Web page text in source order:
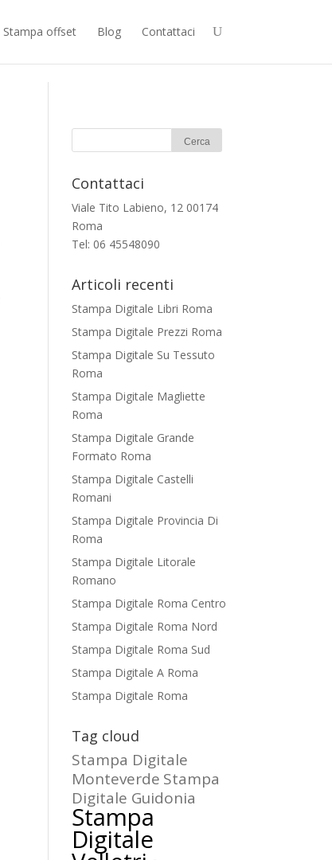
Stampa offset Blog Contattaci
Contattaci
Viale Tito Labieno, 12 00174
Roma
Tel: 06 45548090
Articoli recenti
Stampa Digitale Libri Roma
Stampa Digitale Prezzi Roma
Stampa Digitale Su Tessuto
Roma
Stampa Digitale Magliette
Roma
Stampa Digitale Grande
Formato Roma
Stampa Digitale Castelli
Romani
Stampa Digitale Provincia Di
Roma
Stampa Digitale Litorale
Romano
Stampa Digitale Roma Centro
Stampa Digitale Roma Nord
Stampa Digitale Roma Sud
Stampa Digitale A Roma
Stampa Digitale Roma
Tag cloud
Stampa Digitale
Monteverde Stampa
Digitale Guidonia
Stampa
Digitale